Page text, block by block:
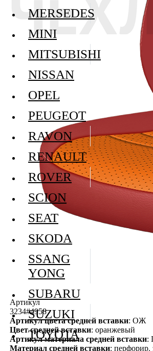
Артикул
3234#4958
Артикул цвета средней вставки: ОЖ
Цвет средней вставки: оранжевый
Артикул материала средней вставки:
Материал средней вставки: перфорир.
MERSEDES
MINI
MITSUBISHI
NISSAN
OPEL
PEUGEOT
RAVON
RENAULT
ROVER
SCION
SEAT
SKODA
SSANG
YONG
SUBARU
SUZUKI
TOYOTA